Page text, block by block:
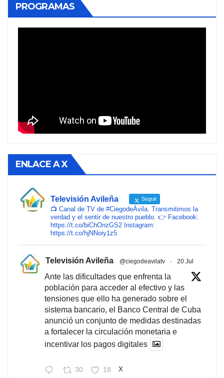
PROGRAMAS
ENLACE A X
Televisión Avileña Seguir
📺 Canal de TV de #CiegodeÁvila. Transmitimos la
verdad y el sentir de nuestro pueblo. 👉 Facebook:
https://t.co/biChOnzGS2 Instagram:
https://t.co/hjNNoiy1z5
Televisión Avileña @ciegodeavilatv · 20 Jul
Ante las dificultades que enfrenta la
población para acceder al efectivo y las
tensiones que ello ha generado sobre el
sistema bancario, el Banco Central de Cuba
anunció un conjunto de medidas destinadas
a fortalecer la circulación monetaria e
incentivar los pagos digitales
30 18 X